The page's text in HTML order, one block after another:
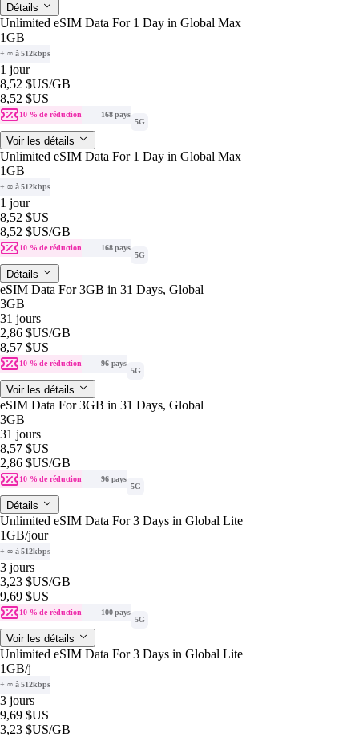
Détails
Unlimited eSIM Data For 1 Day in Global Max
1GB
+ ∞ à 512kbps
1 jour
8,52 $US/GB
8,52 $US
10 % de réduction
168 pays
5G
Voir les détails
Unlimited eSIM Data For 1 Day in Global Max
1GB
+ ∞ à 512kbps
1 jour
8,52 $US
8,52 $US/GB
10 % de réduction
168 pays
5G
Détails
eSIM Data For 3GB in 31 Days, Global
3GB
31 jours
2,86 $US/GB
8,57 $US
10 % de réduction
96 pays
5G
Voir les détails
eSIM Data For 3GB in 31 Days, Global
3GB
31 jours
8,57 $US
2,86 $US/GB
10 % de réduction
96 pays
5G
Détails
Unlimited eSIM Data For 3 Days in Global Lite
1GB/jour
+ ∞ à 512kbps
3 jours
3,23 $US/GB
9,69 $US
10 % de réduction
100 pays
5G
Voir les détails
Unlimited eSIM Data For 3 Days in Global Lite
1GB/j
+ ∞ à 512kbps
3 jours
9,69 $US
3,23 $US/GB